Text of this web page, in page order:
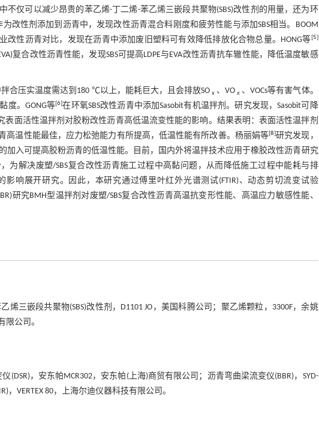
仅可以减少昂贵的苯乙烯-丁二烯-苯乙烯三嵌段共聚物(SBS)改性剂的用量，还为环
改性剂添加到沥青中，发现改性沥青混合料刚度和疲劳性能与添加SBS相当。BOOM
性沥青对比，发现在沥青中添加废旧塑料可有效降低排放化合物总量。HONG等[5]
复合改性沥青性能，发现SBS可提高LDPE与EVA改性沥青抗车辙性能，降低温度敏感
合压实温度需达到180 ℃以上，能耗巨大，且会排放SOx 、VOx 、VOCs等有害气体。
度。GONG等[6]在环氧SBS改性沥青中添加Sasobit有机温拌剂。研究发现，Sasobit可降
表面活性温拌剂对胶粉改性沥青高低温流变性能的影响。结果表明：表面活性温拌剂
高温性能最佳，应力松弛能力有所提高，低温性能有所改善。杨丽娟等[8]研究发现，
加入可提高胶粉沥青的低温性能。目前，国内外将温拌技术应用于橡胶改性沥青研究
为解决废塑/SBS复合改性沥青施工过程中高黏问题，从而降低施工过程中能耗与排
响展开研究。因此，本研究通过傅里叶红外光谱测试(FTIR)、动态剪切流变试验
研究BMH型温拌剂对废塑/SBS复合改性沥青高温抗变形性能、高温应力敏感性能、
三嵌段共聚物(SBS)改性剂，D1101 JO，美国科腾公司；聚乙烯颗粒，3300F，余姚
限公司。
(DSR)，安东帕MCR302，安东帕(上海)商贸有限公司；沥青弯曲梁流变仪(BBR)，SYD-
VERTEX 80，上海尔迪仪器科技有限公司。